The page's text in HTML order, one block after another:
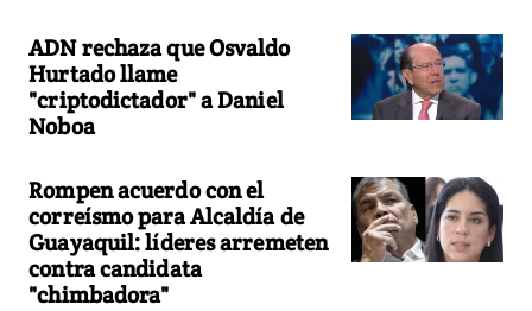
ADN rechaza que Osvaldo
Hurtado llame
"criptodictador" a Daniel
Noboa
Rompen acuerdo con el
correísmo para Alcaldía de
Guayaquil: líderes arremeten
contra candidata
"chimbadora"